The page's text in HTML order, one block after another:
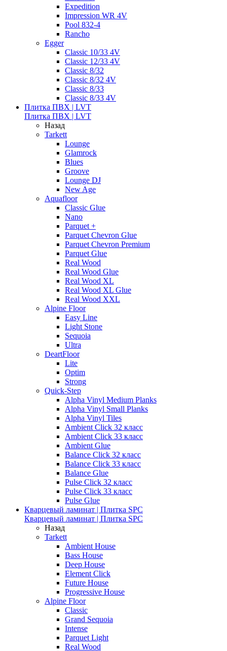
Expedition
Impression WR 4V
Pool 832-4
Rancho
Egger
Classic 10/33 4V
Classic 12/33 4V
Classic 8/32
Classic 8/32 4V
Classic 8/33
Classic 8/33 4V
Плитка ПВХ | LVT
Плитка ПВХ | LVT
Назад
Tarkett
Lounge
Glamrock
Blues
Groove
Lounge DJ
New Age
Aquafloor
Classic Glue
Nano
Parquet +
Parquet Chevron Glue
Parquet Chevron Premium
Parquet Glue
Real Wood
Real Wood Glue
Real Wood XL
Real Wood XL Glue
Real Wood XXL
Alpine Floor
Easy Line
Light Stone
Sequoia
Ultra
DeartFloor
Lite
Optim
Strong
Quick-Step
Alpha Vinyl Medium Planks
Alpha Vinyl Small Planks
Alpha Vinyl Tiles
Ambient Click 32 класс
Ambient Click 33 класс
Ambient Glue
Balance Click 32 класс
Balance Click 33 класс
Balance Glue
Pulse Click 32 класс
Pulse Click 33 класс
Pulse Glue
Кварцевый ламинат | Плитка SPC
Кварцевый ламинат | Плитка SPC
Назад
Tarkett
Ambient House
Bass House
Deep House
Element Click
Future House
Progressive House
Alpine Floor
Classic
Grand Sequoia
Intense
Parquet Light
Real Wood